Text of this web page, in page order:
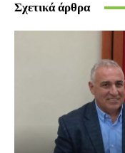
Σχετικά άρθρα